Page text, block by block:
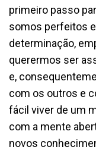
primeiro passo
somos perfeitos
determinação,
querermos ser
e,
com os outros e
fácil viver de um
com a mente
novos